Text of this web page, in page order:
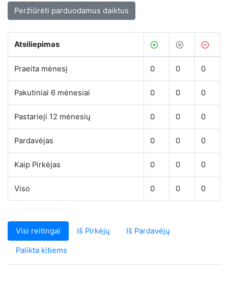
Peržiūrėti parduodamus daiktus
Atsiliepimas
Praeita mėnesį 0 0 0
Pakutiniai 6 mėnesiai 0 0 0
Pastarieji 12 mėnesių 0 0 0
Pardavėjas 0 0 0
Kaip Pirkėjas 0 0 0
Viso 0 0 0
Visi reitingai Iš Pirkėjų Iš Pardavėjų
Palikta kitiems